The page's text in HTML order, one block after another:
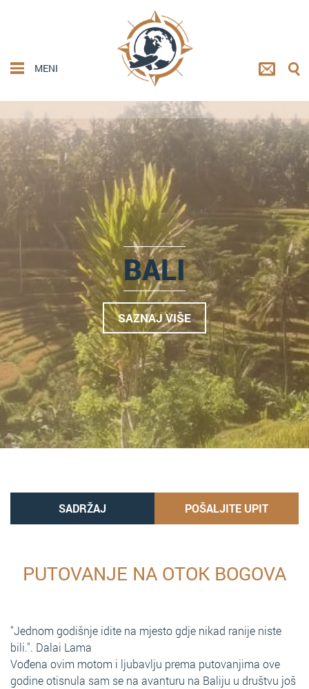
MENI
BALI
SAZNAJ VIŠE
SADRŽAJ POŠALJITE UPIT
PUTOVANJE NA OTOK BOGOVA
"Jednom godišnje idite na mjesto gdje nikad ranije niste
bili.". Dalai Lama
Vođena ovim motom i ljubavlju prema putovanjima ove
godine otisnula sam se na avanturu na Baliju u društvu još